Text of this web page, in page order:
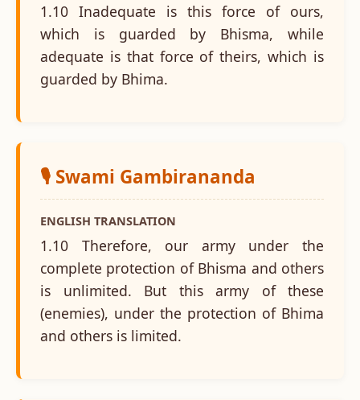
1.10 Inadequate is this force of ours,
which is guarded by Bhisma, while
adequate is that force of theirs, which is
guarded by Bhima.
🎙️ Swami Gambirananda
ENGLISH TRANSLATION
1.10 Therefore, our army under the
complete protection of Bhisma and others
is unlimited. But this army of these
(enemies), under the protection of Bhima
and others is limited.